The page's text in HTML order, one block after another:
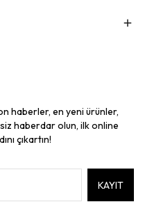
haberler, en yeni ürünler,
haberdar olun, ilk online
çıkartın!
KAYIT